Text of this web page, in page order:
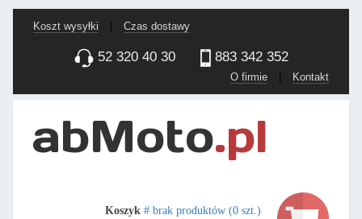
Koszt wysyłki Czas dostawy
52 320 40 30 883 342 352
O firmie | Kontakt
Koszyk # brak produktów (0 szt.)